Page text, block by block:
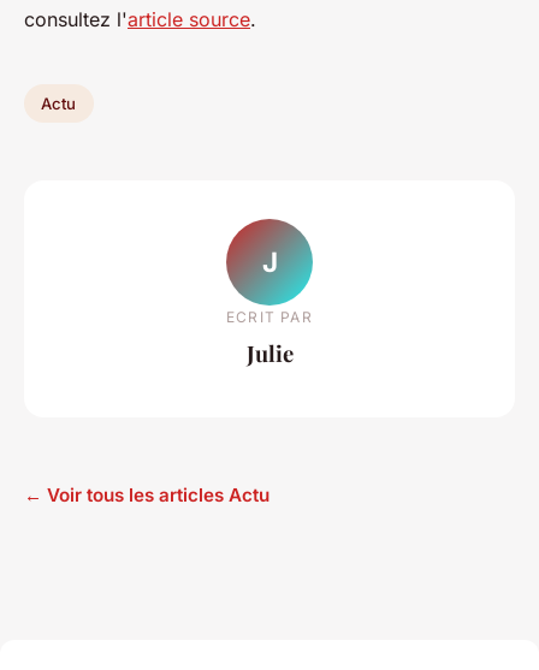
consultez l'article source.
Actu
J
ECRIT PAR
Julie
← Voir tous les articles Actu